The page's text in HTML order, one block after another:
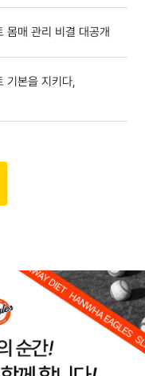
몸매 관리 비결 대공개
기본을 지키다,